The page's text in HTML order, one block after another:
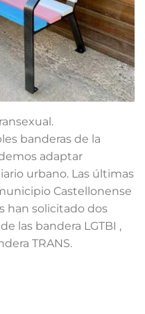
banderas de la
adaptar
urbano. Las últimas
Castellonense
han solicitado dos
las bandera LGTBI ,
TRANS.